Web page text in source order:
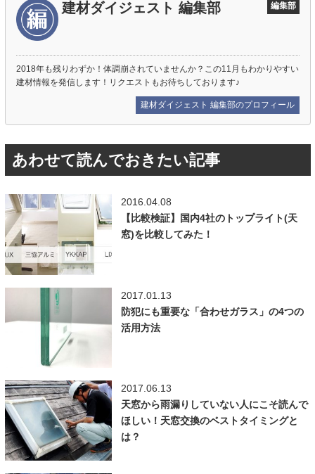
建材ダイジェスト 編集部 編集部
2018年も残りわずか！体調崩されていませんか？この11月もわかりやすい
建材情報を発信します！リクエストもお待ちしております♪
建材ダイジェスト 編集部のプロフィール
あわせて読んでおきたい記事
2016.04.08
【比較検証】国内4社のトップライト(天
窓)を比較してみた！
2017.01.13
防犯にも重要な「合わせガラス」の4つの
活用方法
2017.06.13
天窓から雨漏りしていない人にこそ読んで
ほしい！天窓交換のベストタイミングと
は？